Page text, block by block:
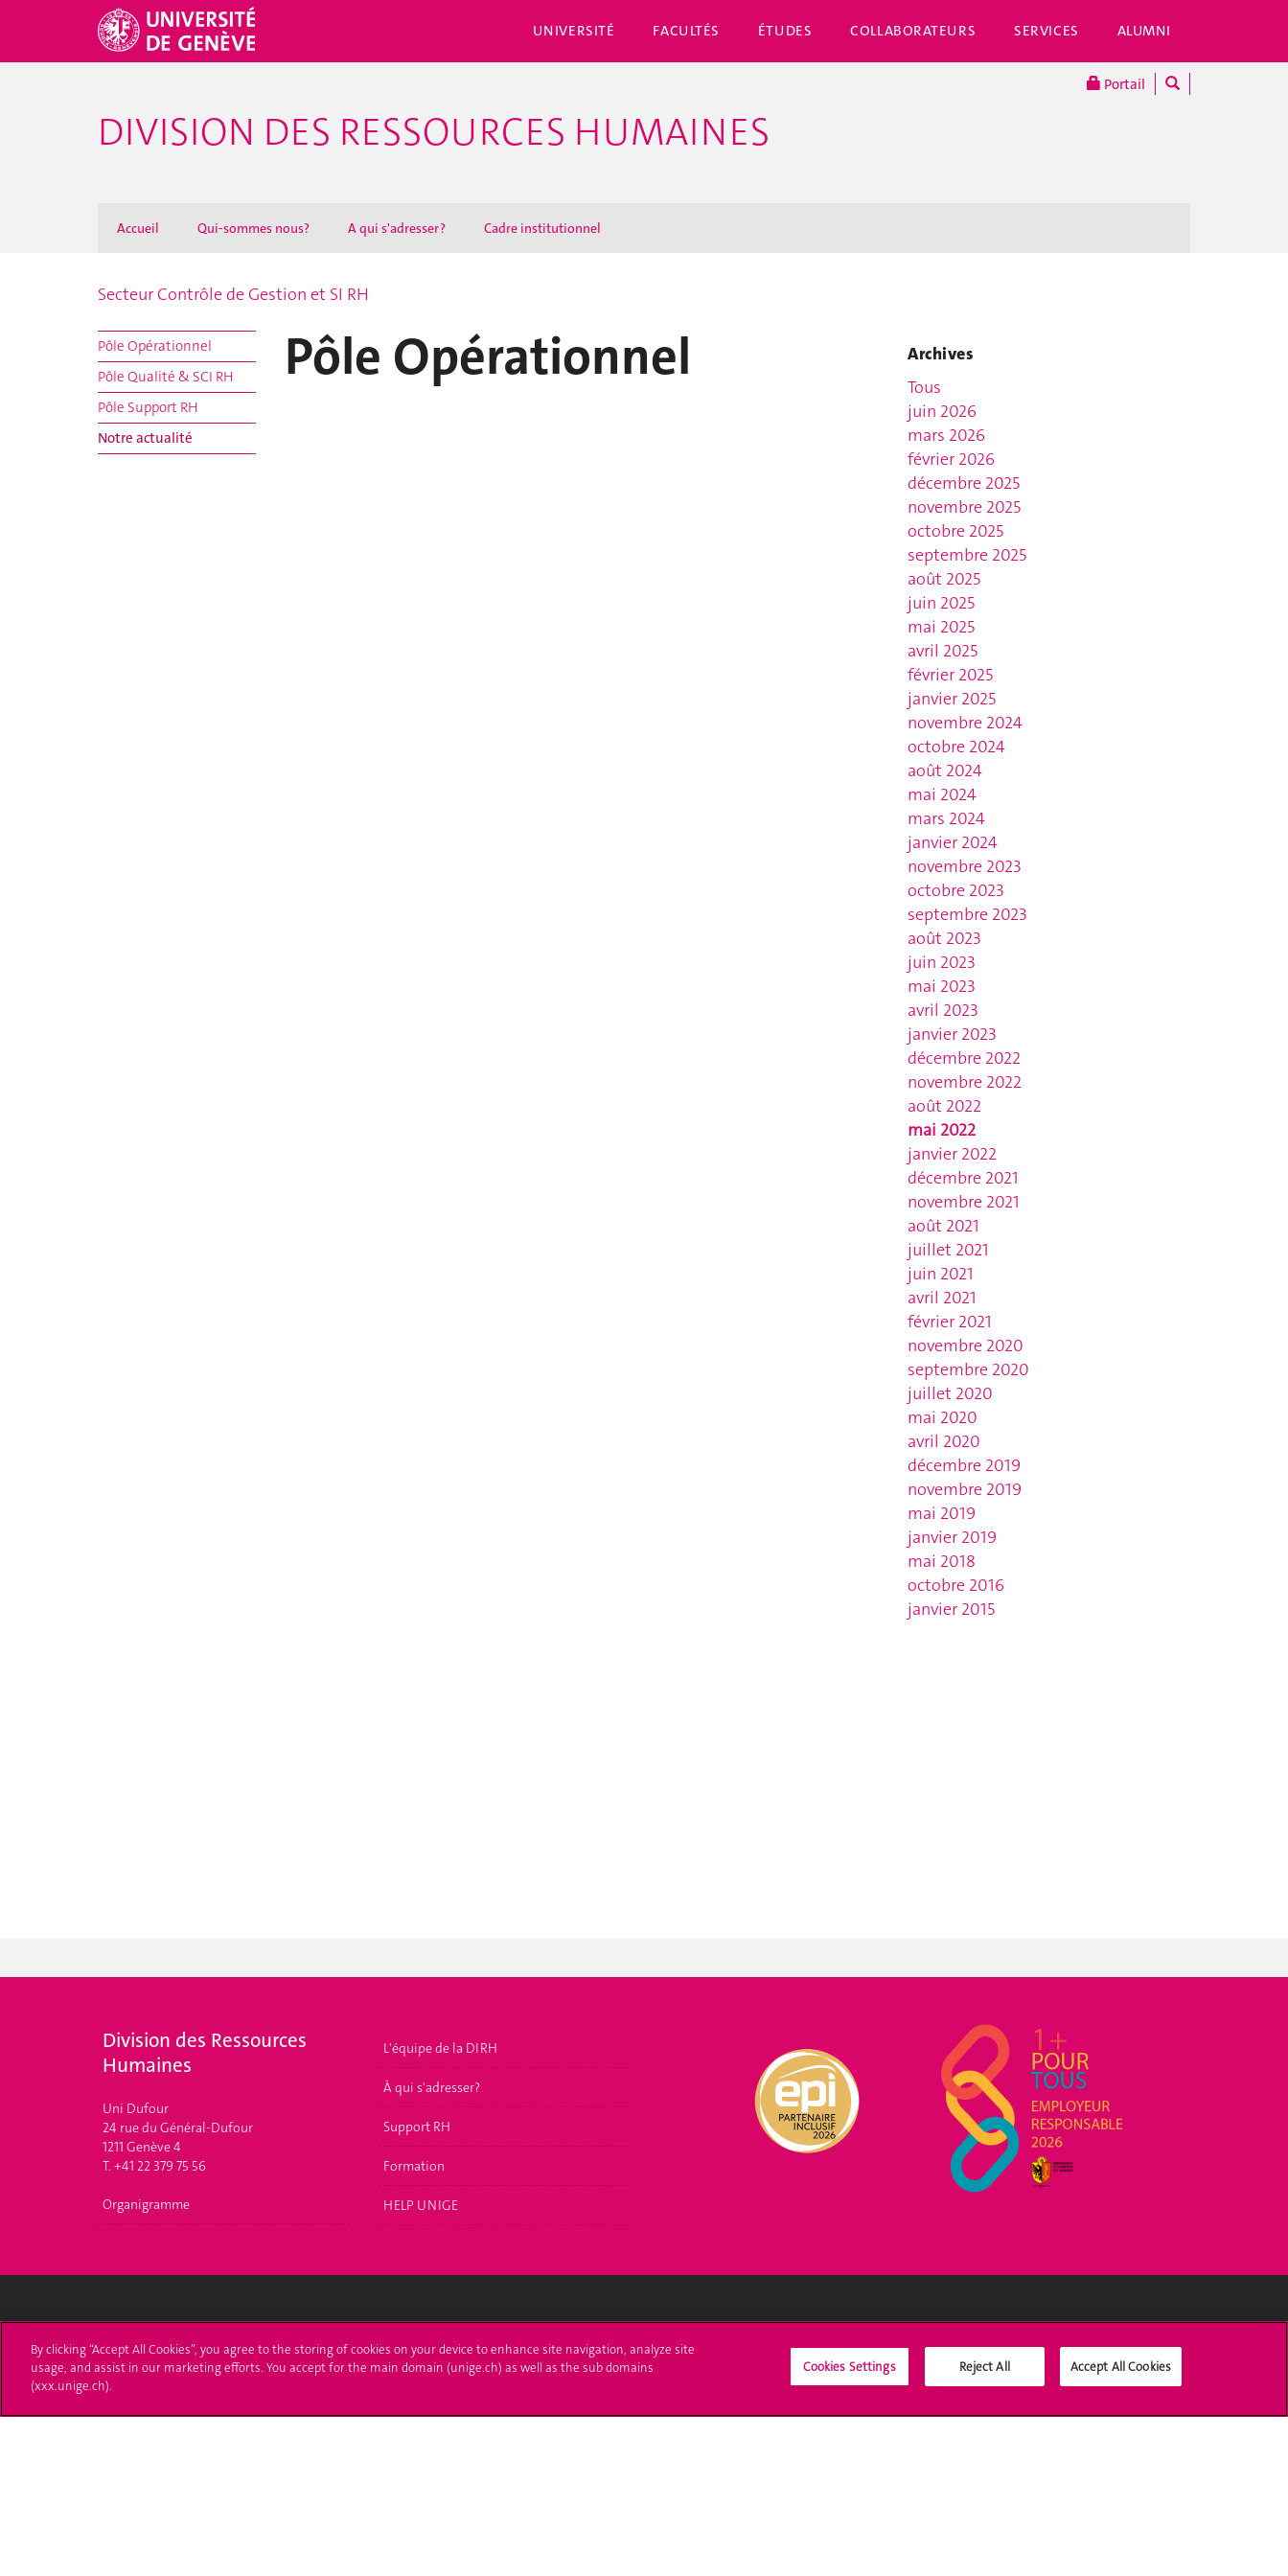
UNIVERSITÉ FACULTÉS ÉTUDES COLLABORATEURS SERVICES ALUMNI
Portail
DIVISION DES RESSOURCES HUMAINES
Accueil Qui-sommes nous? A qui s'adresser ? Cadre institutionnel
Secteur Contrôle de Gestion et SI RH
Pôle Opérationnel
Pôle Qualité & SCI RH
Pôle Support RH
Notre actualité
Pôle Opérationnel
Archives
Tous
juin 2026
mars 2026
février 2026
décembre 2025
novembre 2025
octobre 2025
septembre 2025
août 2025
juin 2025
mai 2025
avril 2025
février 2025
janvier 2025
novembre 2024
octobre 2024
août 2024
mai 2024
mars 2024
janvier 2024
novembre 2023
octobre 2023
septembre 2023
août 2023
juin 2023
mai 2023
avril 2023
janvier 2023
décembre 2022
novembre 2022
août 2022
mai 2022
janvier 2022
décembre 2021
novembre 2021
août 2021
juillet 2021
juin 2021
avril 2021
février 2021
novembre 2020
septembre 2020
juillet 2020
mai 2020
avril 2020
décembre 2019
novembre 2019
mai 2019
janvier 2019
mai 2018
octobre 2016
janvier 2015
Division des Ressources
Humaines
Uni Dufour
24 rue du Général-Dufour
1211 Genève 4
T. +41 22 379 75 56
Organigramme
L'équipe de la DIRH
À qui s'adresser?
Support RH
Formation
HELP UNIGE
Université de Genève
24 rue du Général-Dufour
T. +41 (0)22 379 71 11
S'inscrire à l'UNIGE
Immatriculations
Démarches administratives
L'UNIGE vous informe
Médias
By clicking “Accept All Cookies”, you agree to the storing of cookies on your device to enhance site navigation, analyze site
usage, and assist in our marketing efforts. You accept for the main domain (unige.ch) as well as the sub domains
(xxx.unige.ch).
Cookies Settings Reject All Accept All Cookies